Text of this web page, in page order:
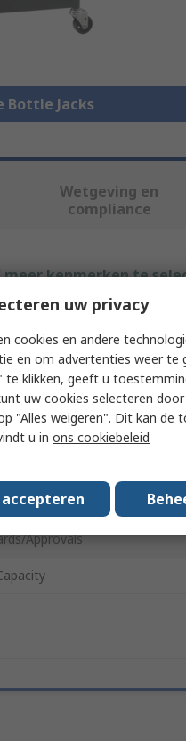
Bottle Jacks
Wetgeving en
compliance
kenmerken te
Type
Lifting Height
Approvals
uw privacy
cookies en andere
en om advertenties weer te
te klikken, geeft u
uw cookies selecteren
"Alles weigeren". Dit kan de
u in ons cookiebeleid